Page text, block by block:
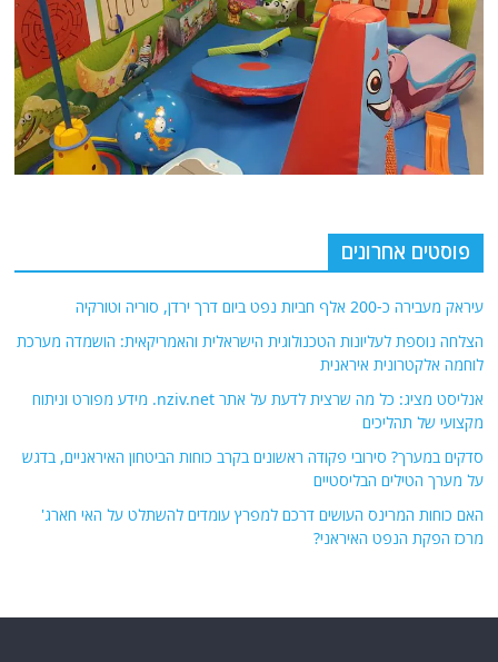
פוסטים אחרונים
עיראק מעבירה כ-200 אלף חביות נפט ביום דרך ירדן, סוריה וטורקיה
הצלחה נוספת לעליונות הטכנולוגית הישראלית והאמריקאית: הושמדה מערכת
לוחמה אלקטרונית איראנית
אנליסט מציג: כל מה שרצית לדעת על אתר nziv.net. מידע מפורט וניתוח
מקצועי של תהליכים
סדקים במערך? סירובי פקודה ראשונים בקרב כוחות הביטחון האיראניים, בדגש
על מערך הטילים הבליסטיים
האם כוחות המרינס העושים דרכם למפרץ עומדים להשתלט על האי חארג'
מרכז הפקת הנפט האיראני?